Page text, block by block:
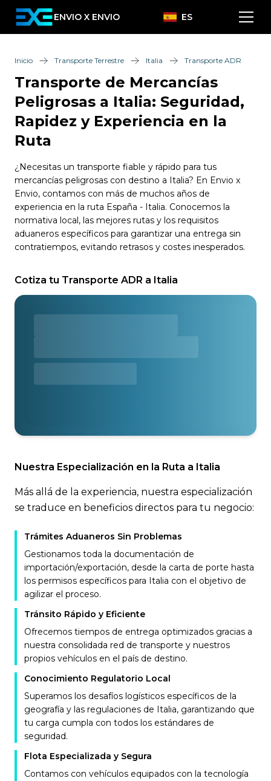
ENVIO X ENVIO ES
Inicio Transporte Terrestre Italia Transporte ADR
Transporte de Mercancías
Peligrosas a Italia: Seguridad,
Rapidez y Experiencia en la
Ruta
¿Necesitas un transporte fiable y rápido para tus
mercancías peligrosas con destino a Italia? En Envio x
Envio, contamos con más de muchos años de
experiencia en la ruta España - Italia. Conocemos la
normativa local, las mejores rutas y los requisitos
aduaneros específicos para garantizar una entrega sin
contratiempos, evitando retrasos y costes inesperados.
Cotiza tu Transporte ADR a Italia
Nuestra Especialización en la Ruta a Italia
Más allá de la experiencia, nuestra especialización
se traduce en beneficios directos para tu negocio:
Trámites Aduaneros Sin Problemas
Gestionamos toda la documentación de
importación/exportación, desde la carta de porte hasta
los permisos específicos para Italia con el objetivo de
agilizar el proceso.
Tránsito Rápido y Eficiente
Ofrecemos tiempos de entrega optimizados gracias a
nuestra consolidada red de transporte y nuestros
propios vehículos en el país de destino.
Conocimiento Regulatorio Local
Superamos los desafíos logísticos específicos de la
geografía y las regulaciones de Italia, garantizando que
tu carga cumpla con todos los estándares de
seguridad.
Flota Especializada y Segura
Contamos con vehículos equipados con la tecnología